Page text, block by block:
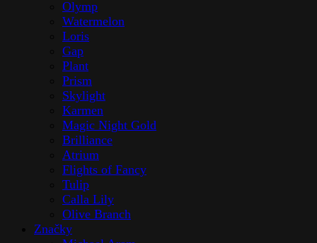
Olymp
Watermelon
Loris
Gap
Plant
Prism
Skylight
Karmen
Magic Night Gold
Brilliance
Atrium
Flights of Fancy
Tulip
Calla Lily
Olive Branch
Značky